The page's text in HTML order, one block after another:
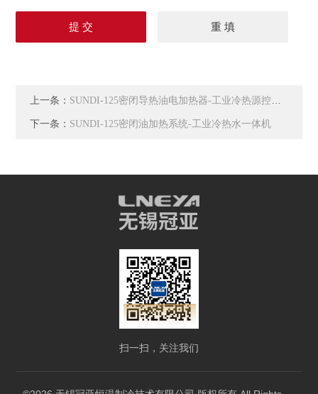
上一条： SUNDI-125密闭导热油电加热器-工业冷热源控温机
下一条： SUNDI-125密闭油加热系统-工业冷热水一体机
扫一扫，关注我们